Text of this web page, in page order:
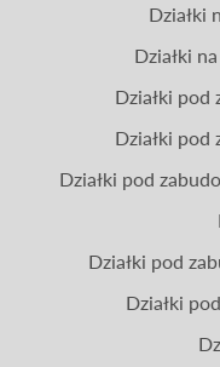
Działki
Działki
Działki pod
Działki
Działki pod
Działki pod
Działki